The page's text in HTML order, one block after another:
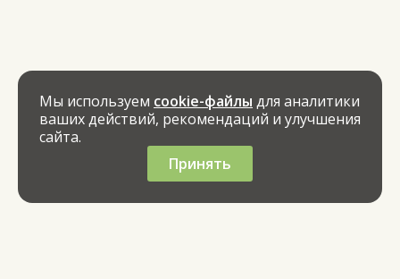
Мы используем cookie-файлы для аналитики
ваших действий, рекомендаций и улучшения
сайта.
Принять